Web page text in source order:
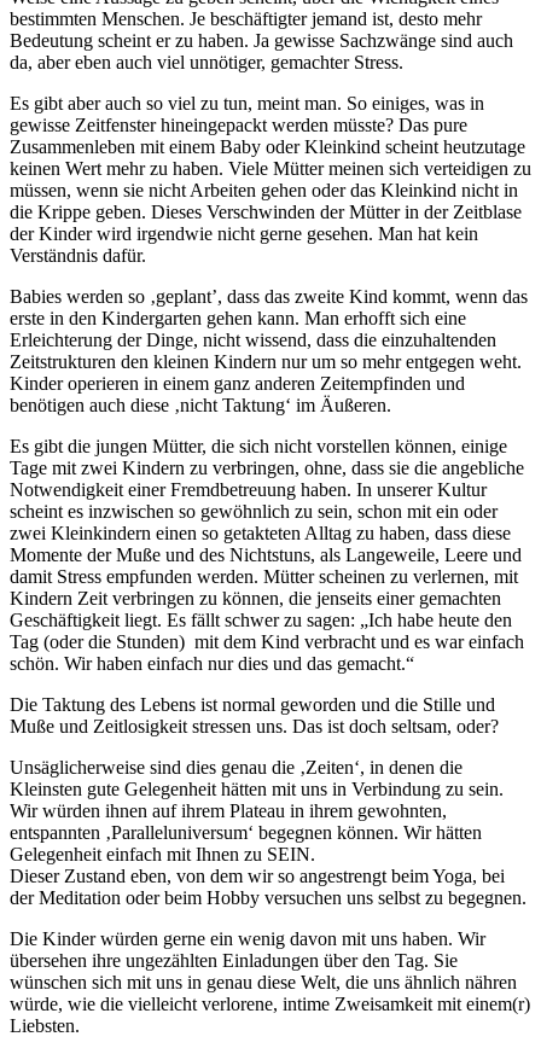
bestimmten Menschen. Je beschäftigter jemand ist, desto mehr
Bedeutung scheint er zu haben. Ja gewisse Sachzwänge sind auch
da, aber eben auch viel unnötiger, gemachter Stress.
Es gibt aber auch so viel zu tun, meint man. So einiges, was in
gewisse Zeitfenster hineingepackt werden müsste? Das pure
Zusammenleben mit einem Baby oder Kleinkind scheint heutzutage
keinen Wert mehr zu haben. Viele Mütter meinen sich verteidigen zu
müssen, wenn sie nicht Arbeiten gehen oder das Kleinkind nicht in
die Krippe geben. Dieses Verschwinden der Mütter in der Zeitblase
der Kinder wird irgendwie nicht gerne gesehen. Man hat kein
Verständnis dafür.
Babies werden so ‚geplant’, dass das zweite Kind kommt, wenn das
erste in den Kindergarten gehen kann. Man erhofft sich eine
Erleichterung der Dinge, nicht wissend, dass die einzuhaltenden
Zeitstrukturen den kleinen Kindern nur um so mehr entgegen weht.
Kinder operieren in einem ganz anderen Zeitempfinden und
benötigen auch diese ‚nicht Taktung‘ im Äußeren.
Es gibt die jungen Mütter, die sich nicht vorstellen können, einige
Tage mit zwei Kindern zu verbringen, ohne, dass sie die angebliche
Notwendigkeit einer Fremdbetreuung haben. In unserer Kultur
scheint es inzwischen so gewöhnlich zu sein, schon mit ein oder
zwei Kleinkindern einen so getakteten Alltag zu haben, dass diese
Momente der Muße und des Nichtstuns, als Langeweile, Leere und
damit Stress empfunden werden. Mütter scheinen zu verlernen, mit
Kindern Zeit verbringen zu können, die jenseits einer gemachten
Geschäftigkeit liegt. Es fällt schwer zu sagen: „Ich habe heute den
Tag (oder die Stunden) mit dem Kind verbracht und es war einfach
schön. Wir haben einfach nur dies und das gemacht.“
Die Taktung des Lebens ist normal geworden und die Stille und
Muße und Zeitlosigkeit stressen uns. Das ist doch seltsam, oder?
Unsäglicherweise sind dies genau die ‚Zeiten‘, in denen die
Kleinsten gute Gelegenheit hätten mit uns in Verbindung zu sein.
Wir würden ihnen auf ihrem Plateau in ihrem gewohnten,
entspannten ‚Paralleluniversum‘ begegnen können. Wir hätten
Gelegenheit einfach mit Ihnen zu SEIN.
Dieser Zustand eben, von dem wir so angestrengt beim Yoga, bei
der Meditation oder beim Hobby versuchen uns selbst zu begegnen.
Die Kinder würden gerne ein wenig davon mit uns haben. Wir
übersehen ihre ungezählten Einladungen über den Tag. Sie
wünschen sich mit uns in genau diese Welt, die uns ähnlich nähren
würde, wie die vielleicht verlorene, intime Zweisamkeit mit einem(r)
Liebsten.